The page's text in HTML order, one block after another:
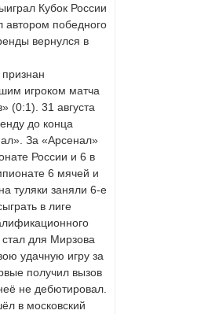
Кубок России
автором победного
вернулся в
игроком матча
(0:1). 31 августа
до конца
За «Арсенал»
России и 6 в
6 мячей и
туляки заняли 6-е
в лиге
для Мирзова
удачную игру за
получил вызов
не дебютировал.
в московский